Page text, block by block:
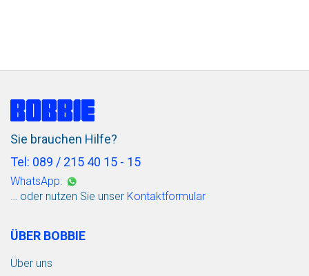
Sie brauchen Hilfe?
Tel: 089 / 215 40 15 - 15
WhatsApp:
… oder nutzen Sie unser Kontaktformular
ÜBER BOBBIE
Über uns